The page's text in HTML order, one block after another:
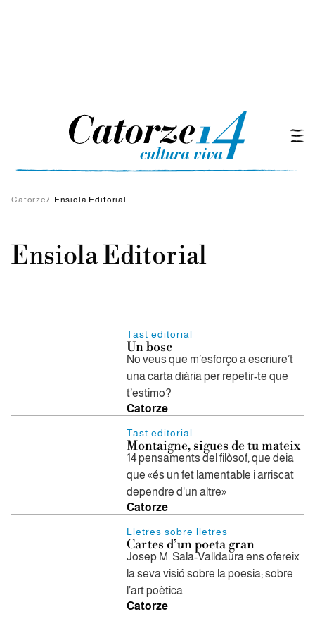
Catorze/ Ensiola Editorial
Ensiola Editorial
Tast editorial
Un bosc
No veus que m’esforço a escriure’t
una carta diària per repetir-te que
t’estimo?
Catorze
Tast editorial
Montaigne, sigues de tu mateix
14 pensaments del filòsof, que deia
que «és un fet lamentable i arriscat
dependre d'un altre»
Catorze
Lletres sobre lletres
Cartes d’un poeta gran
Josep M. Sala-Valldaura ens ofereix
la seva visió sobre la poesia; sobre
l’art poètica
Catorze